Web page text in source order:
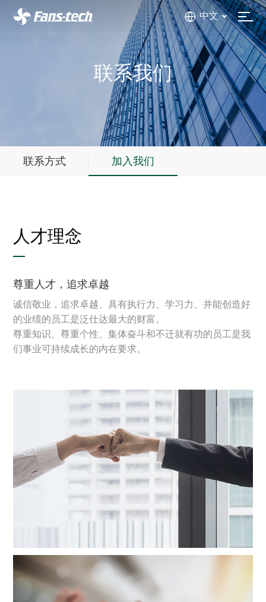
中文
联系我们
联系方式 加入我们
人才理念
尊重人才，追求卓越
诚信敬业，追求卓越、具有执行力、学习力、并能创造好
的业绩的员工是泛仕达最大的财富。
尊重知识、尊重个性、集体奋斗和不迁就有功的员工是我
们事业可持续成长的内在要求。